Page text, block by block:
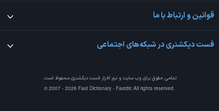
قوانین و ارتباط با ما
فست دیکشنری در شبکه‌های اجتماعی
تمامی حقوق برای وب سایت و نرم افزارفست دیکشنری محفوظ است.
© 2007 - 2026 Fast Dictionary - Fastdic All rights reserved.